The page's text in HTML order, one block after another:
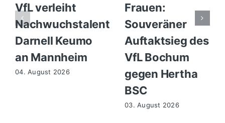
VfL verleiht
Nachwuchstalent
Darnell Keumo
an Mannheim
04. August 2026
Frauen:
Souveräner
Auftaktsieg des
VfL Bochum
gegen Hertha
BSC
03. August 2026